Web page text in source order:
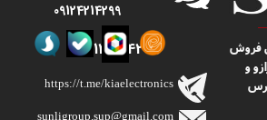
فروش
و
https://t.me/kiaelectronics
09124214299
09124214299